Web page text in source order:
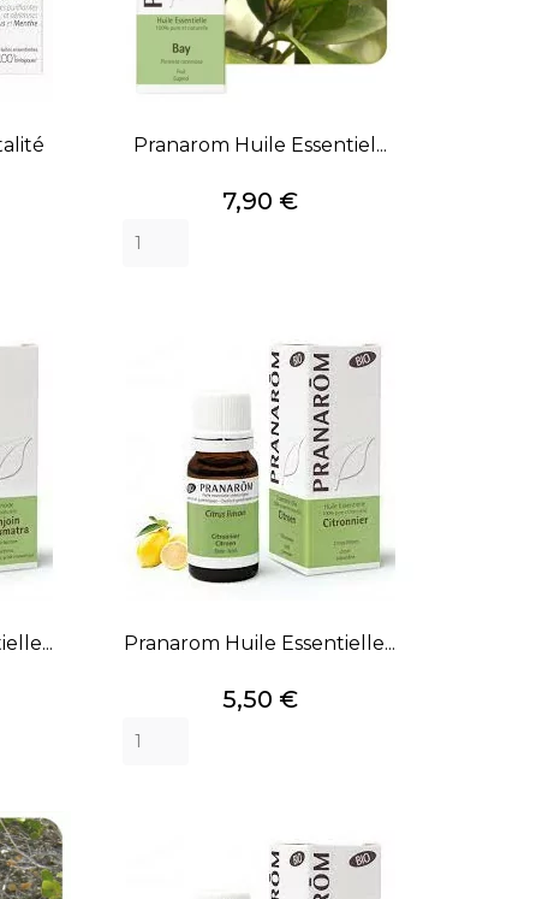
Pranarom Huile Essentiel...
Prix
7,90 €
Pranarom Huile Essentielle...
Prix
5,50 €